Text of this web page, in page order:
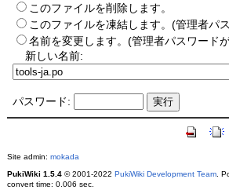
このファイルを削除します。
このファイルを凍結します。(管理者パ
名前を変更します。(管理者パスワード
新しい名前:
パスワード:
Site admin: mokada
PukiWiki 1.5.4© 2001-2022 PukiWiki Development Team.
convert time: 0.006 sec.